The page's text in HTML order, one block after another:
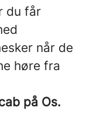
du får
når de
høre fra
på Os.